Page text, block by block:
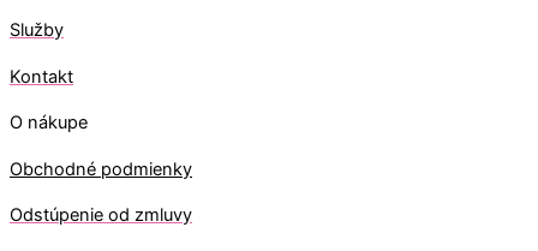
Služby
Kontakt
O nákupe
Obchodné podmienky
Odstúpenie od zmluvy